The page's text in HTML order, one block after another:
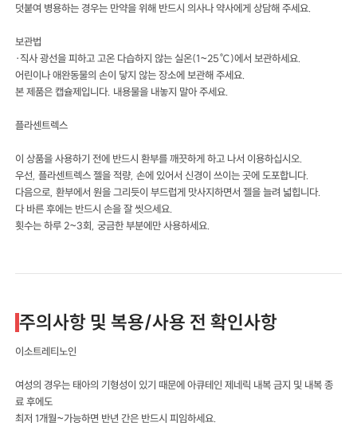
덧붙여 병용하는 경우는 만약을 위해 반드시 의사나 약사에게 상담해 주세요.
보관법
·직사 광선을 피하고 고온 다습하지 않는 실온(1~25℃)에서 보관하세요.
어린이나 애완동물의 손이 닿지 않는 장소에 보관해 주세요.
본 제품은 캡슐제입니다. 내용물을 내놓지 말아 주세요.
플라센트렉스
이 상품을 사용하기 전에 반드시 환부를 깨끗하게 하고 나서 이용하십시오.
우선, 플라센트렉스 젤을 적량, 손에 있어서 신경이 쓰이는 곳에 도포합니다.
다음으로, 환부에서 원을 그리듯이 부드럽게 맛사지하면서 젤을 늘려 넓힙니다.
다 바른 후에는 반드시 손을 잘 씻으세요.
횟수는 하루 2~3회, 궁금한 부분에만 사용하세요.
주의사항 및 복용/사용 전 확인사항
이소트레티노인
여성의 경우는 태아의 기형성이 있기 때문에 아큐테인 제네릭 내복 금지 및 내복 종
료 후에도
최저 1개월~가능하면 반년 간은 반드시 피임하세요.